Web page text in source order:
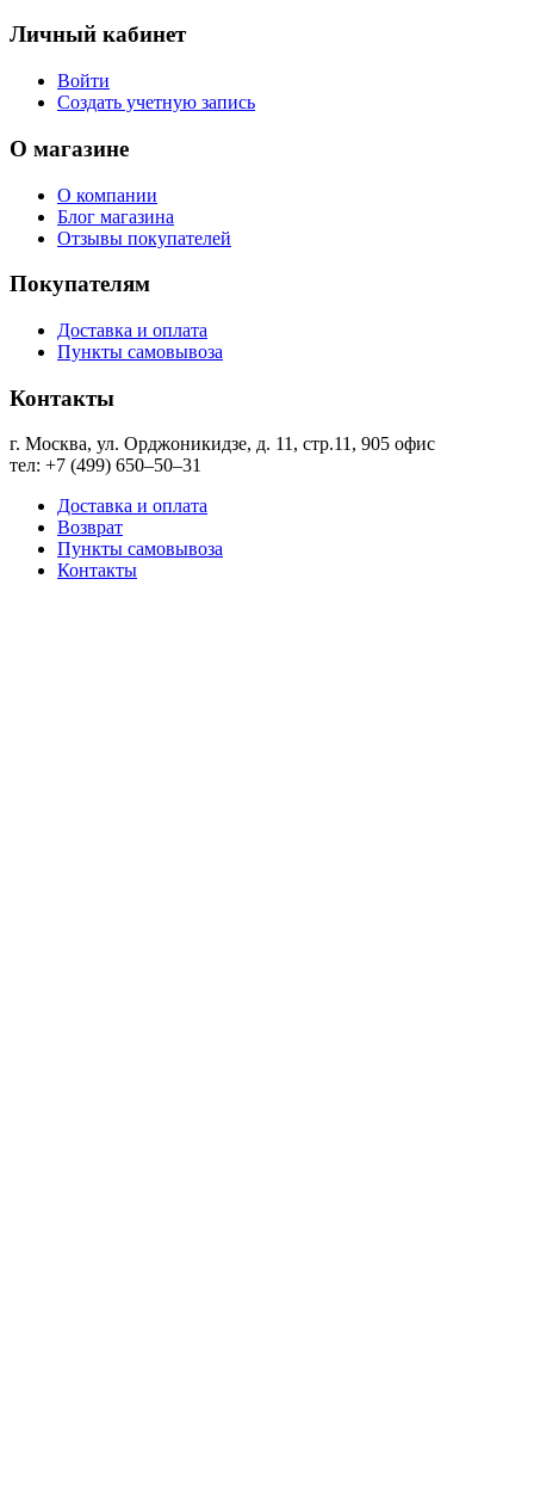
Личный кабинет
Войти
Создать учетную запись
О магазине
О компании
Блог магазина
Отзывы покупателей
Покупателям
Доставка и оплата
Пункты самовывоза
Контакты
г. Москва, ул. Орджоникидзе, д. 11, стр.11, ​905 офис
тел: +7 (499) 650‒50‒31
Доставка и оплата
Возврат
Пункты самовывоза
Контакты